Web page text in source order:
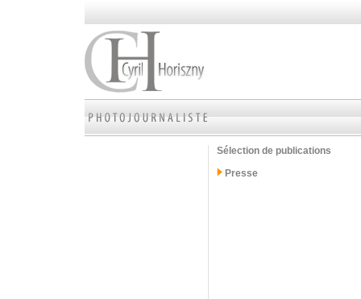
Sélection de publications
Presse